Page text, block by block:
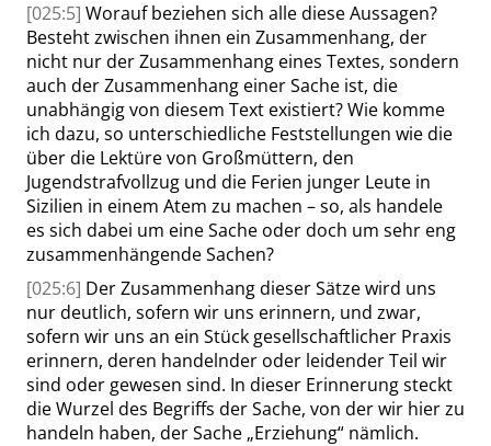
[025:5] Worauf beziehen sich alle diese Aussagen?
Besteht zwischen ihnen ein Zusammenhang, der
nicht nur der Zusammenhang eines Textes, sondern
auch der Zusammenhang einer Sache ist, die
unabhängig von diesem Text existiert? Wie komme
ich dazu, so unterschiedliche Feststellungen wie die
über die Lektüre von Großmüttern, den
Jugendstrafvollzug und die Ferien junger Leute in
Sizilien in einem Atem zu machen – so, als handele
es sich dabei um eine Sache oder doch um sehr eng
zusammenhängende Sachen?
[025:6] Der Zusammenhang dieser Sätze wird uns
nur deutlich, sofern wir uns erinnern, und zwar,
sofern wir uns an ein Stück gesellschaftlicher Praxis
erinnern, deren handelnder oder leidender Teil wir
sind oder gewesen sind. In dieser Erinnerung steckt
die Wurzel des Begriffs der Sache, von der wir hier zu
handeln haben, der Sache „Erziehung“ nämlich.